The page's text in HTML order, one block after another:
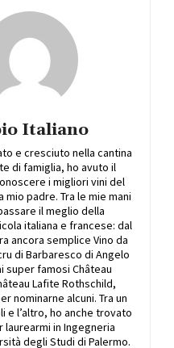
Italiano
e cresciuto nella cantina
di famiglia, ho avuto il
i migliori vini del
mio padre. Tra le mie mani
il meglio della
italiana e francese: dal
ancora semplice Vino da
di Barbaresco di Angelo
super famosi Château
Lafite Rothschild,
nominarne alcuni. Tra un
e l’altro, ho anche trovato
laurearmi in Ingegneria
degli Studi di Palermo.